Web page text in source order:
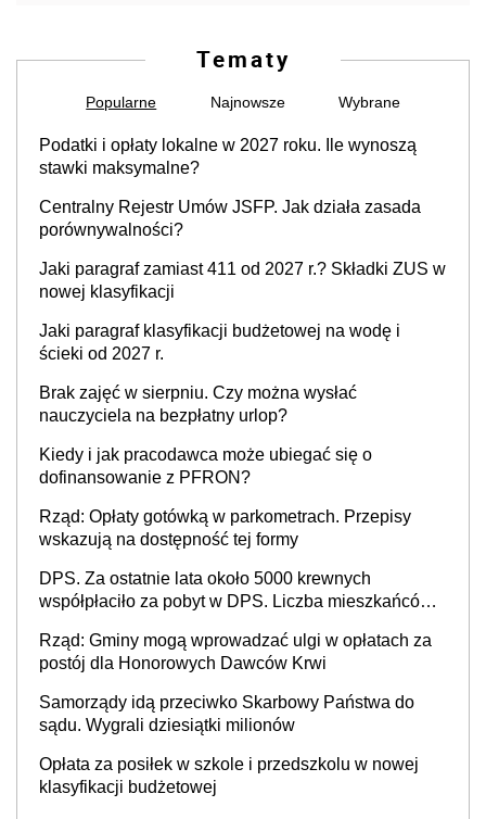
Tematy
Popularne Najnowsze Wybrane
Podatki i opłaty lokalne w 2027 roku. Ile wynoszą
stawki maksymalne?
Centralny Rejestr Umów JSFP. Jak działa zasada
porównywalności?
Jaki paragraf zamiast 411 od 2027 r.? Składki ZUS w
nowej klasyfikacji
Jaki paragraf klasyfikacji budżetowej na wodę i
ścieki od 2027 r.
Brak zajęć w sierpniu. Czy można wysłać
nauczyciela na bezpłatny urlop?
Kiedy i jak pracodawca może ubiegać się o
dofinansowanie z PFRON?
Rząd: Opłaty gotówką w parkometrach. Przepisy
wskazują na dostępność tej formy
DPS. Za ostatnie lata około 5000 krewnych
współpłaciło za pobyt w DPS. Liczba mieszkańców
Rząd: Gminy mogą wprowadzać ulgi w opłatach za
postój dla Honorowych Dawców Krwi
Samorządy idą przeciwko Skarbowy Państwa do
sądu. Wygrali dziesiątki milionów
Opłata za posiłek w szkole i przedszkolu w nowej
klasyfikacji budżetowej